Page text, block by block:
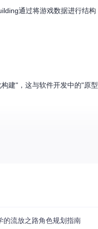
通过将游戏数据进行结构
建"，这与软件开发中的"原型
的流放之路角色规划指南